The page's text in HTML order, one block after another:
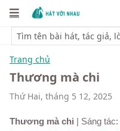
Trang chủ
Thương mà chi
Thứ Hai, tháng 5 12, 2025
Thương mà chi | Sáng